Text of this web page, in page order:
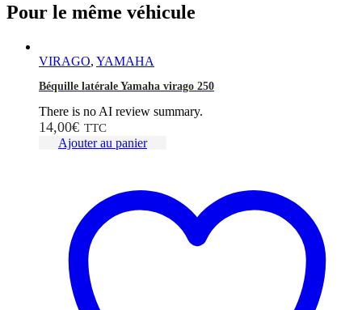
Pour le même véhicule
VIRAGO, YAMAHA
Béquille latérale Yamaha virago 250
There is no AI review summary.
14,00€ TTC
Ajouter au panier